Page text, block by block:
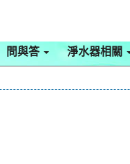
問與答 淨水器相關